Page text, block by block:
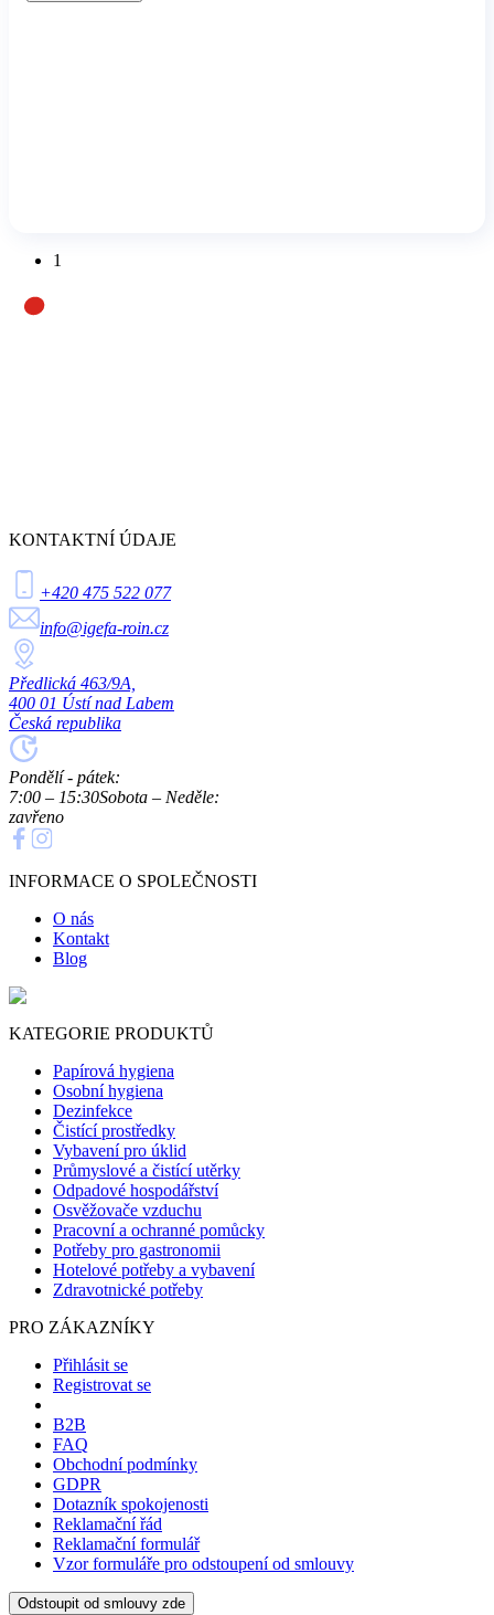
1
KONTAKTNÍ ÚDAJE
+420 475 522 077
info@igefa-roin.cz
Předlická 463/9A,
400 01 Ústí nad Labem
Česká republika
Pondělí - pátek:
7:00 – 15:30Sobota – Neděle:
zavřeno
INFORMACE O SPOLEČNOSTI
O nás
Kontakt
Blog
KATEGORIE PRODUKTŮ
Papírová hygiena
Osobní hygiena
Dezinfekce
Čistící prostředky
Vybavení pro úklid
Průmyslové a čistící utěrky
Odpadové hospodářství
Osvěžovače vzduchu
Pracovní a ochranné pomůcky
Potřeby pro gastronomii
Hotelové potřeby a vybavení
Zdravotnické potřeby
PRO ZÁKAZNÍKY
Přihlásit se
Registrovat se
B2B
FAQ
Obchodní podmínky
GDPR
Dotazník spokojenosti
Reklamační řád
Reklamační formulář
Vzor formuláře pro odstoupení od smlouvy
Odstoupit od smlouvy zde